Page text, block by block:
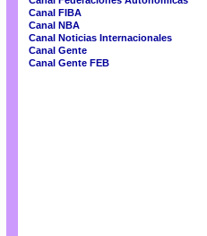
Canal FIBA
Canal NBA
Canal Noticias Internacionales
Canal Gente
Canal Gente FEB